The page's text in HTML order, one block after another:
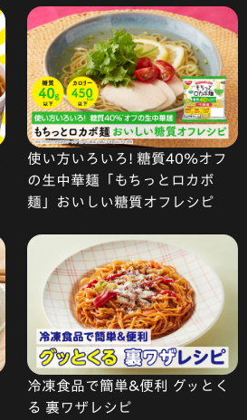
使い方いろいろ! 糖質40%オフ
の生中華麺「もちっとロカボ
麺」おいしい糖質オフレシピ
冷凍食品で簡単&便利 グッとく
る 裏ワザレシピ